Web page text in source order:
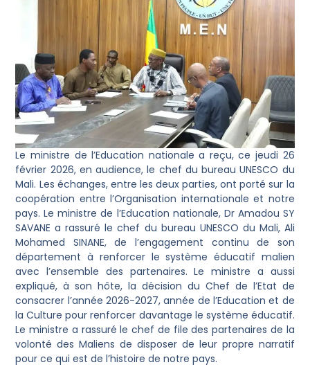
Le ministre de l’Education nationale a reçu, ce jeudi 26
février 2026, en audience, le chef du bureau UNESCO du
Mali. Les échanges, entre les deux parties, ont porté sur la
coopération entre l’Organisation internationale et notre
pays. Le ministre de l’Education nationale, Dr Amadou SY
SAVANE a rassuré le chef du bureau UNESCO du Mali, Ali
Mohamed SINANE, de l’engagement continu de son
département à renforcer le système éducatif malien
avec l’ensemble des partenaires. Le ministre a aussi
expliqué, à son hôte, la décision du Chef de l’Etat de
consacrer l’année 2026-2027, année de l’Education et de
la Culture pour renforcer davantage le système éducatif.
Le ministre a rassuré le chef de file des partenaires de la
volonté des Maliens de disposer de leur propre narratif
pour ce qui est de l’histoire de notre pays.